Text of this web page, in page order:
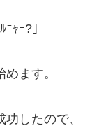
ｬｰ?」
ます。
したので、